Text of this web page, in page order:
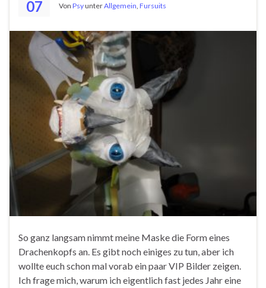
07 Von PsyunterAllgemein, Fursuits
So ganz langsam nimmt meine Maske die Form eines
Drachenkopfs an. Es gibt noch einiges zu tun, aber ich
wollte euch schon mal vorab ein paar VIP Bilder zeigen.
Ich frage mich, warum ich eigentlich fast jedes Jahr eine